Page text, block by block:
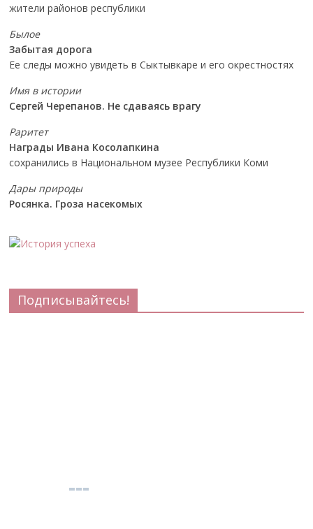
жители районов республики
Былое
Забытая дорога
Ее следы можно увидеть в Сыктывкаре и его окрестностях
Имя в истории
Сергей Черепанов. Не сдаваясь врагу
Раритет
Награды Ивана Косолапкина
сохранились в Национальном музее Республики Коми
Дары природы
Росянка. Гроза насекомых
Подписывайтесь!